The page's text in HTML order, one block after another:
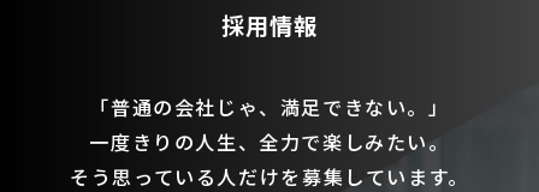
採用情報
「普通の会社じゃ、満足できない。」
一度きりの人生、全力で楽しみたい。
そう思っている人だけを募集しています。